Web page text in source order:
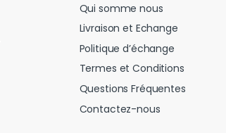
Qui somme nous
Livraison et Echange
Politique d’échange
Termes et Conditions
Questions Fréquentes
Contactez-nous